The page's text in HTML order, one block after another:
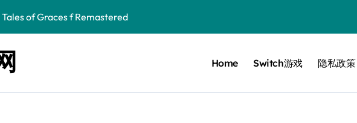
of Graces f Remastered
中之花 ENDER MAGNOLIA Bloom in the mist
Casual Sport Series Tennis
Home Switch游戏 隐私政策